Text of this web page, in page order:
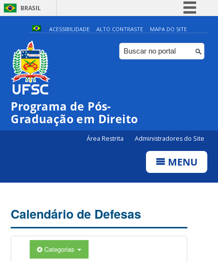
BRASIL
Simplifique!
Comunica BR
Participe
ACESSIBILIDADE ALTO CONTRASTE MAPA DO SITE
Programa de Pós-
Graduação em Direito
Área Restrita Administradores do Site
MENU
Calendário de Defesas
Categorias